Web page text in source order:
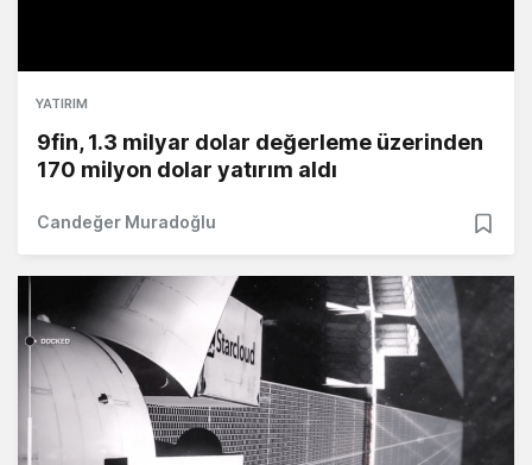
YATIRIM
9fin, 1.3 milyar dolar değerleme üzerinden
170 milyon dolar yatırım aldı
Candeğer Muradoğlu